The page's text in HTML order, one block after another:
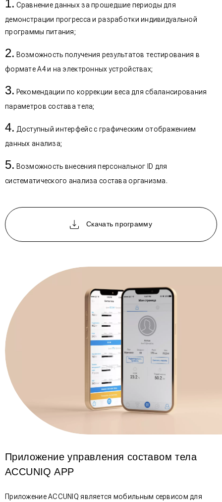
Сравнение данных за прошедшие периоды для
демонстрации прогресса и разработки индивидуальной
программы питания;
Возможность получения результатов тестирования в
формате А4 и на электронных устройствах;
Рекомендации по коррекции веса для сбалансирования
параметров состава тела;
Доступный интерфейс с графическим отображением
данных анализа;
Возможность внесения персональног ID для
систематического анализа состава организма.
Скачать программу
Приложение управления составом тела
ACCUNIQ APP
Приложение ACCUNIQ является мобильным сервисом для